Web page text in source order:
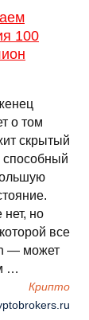
100
о том
скрытый
способный
нет, но
все
— может
…
Крипто